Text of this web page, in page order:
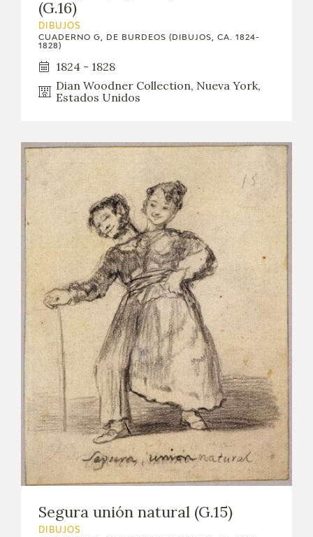
(G.16)
DIBUJOS
CUADERNO G, DE BURDEOS (DIBUJOS, CA. 1824-
1828)
1824 - 1828
Dian Woodner Collection, Nueva York,
Estados Unidos
Segura unión natural (G.15)
DIBUJOS